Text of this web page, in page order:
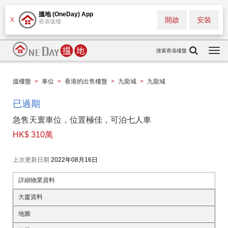
X
搵地 (OneDay) App
香港搵樓 安裝
開啟
搜索香港樓盤
搵樓盤 > 車位 > 香港的出售樓盤 > 九龍城 > 九龍城
已過期
急售天寰車位，位置極佳，可泊七人車
HK$ 310萬
上次更新日期 2022年08月16日
詳細物業資料
大廈資料
地圖